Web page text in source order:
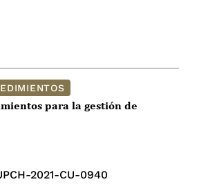
para la gestión de
2021-CU-0940